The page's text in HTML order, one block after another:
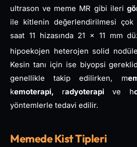
ultrason ve meme MR gibi ileri
ile kitlenin değerlendirilmesi çok
saat 11 hizasında 21 x 11 mm
hipoekojen heterojen solid
Kesin tanı için ise biyopsi
genellikle takip edilirken, m
kemoterapi, radyoterapive h
yöntemlerle tedavi edilir.
Memede Kist Tipleri